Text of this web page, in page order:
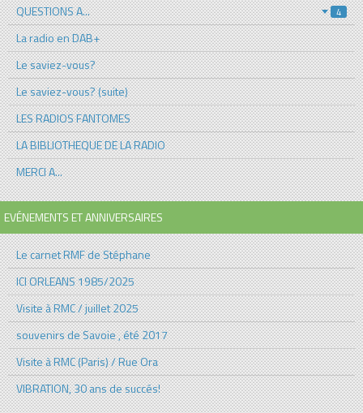
QUESTIONS A... 4
La radio en DAB+
Le saviez-vous?
Le saviez-vous? (suite)
LES RADIOS FANTOMES
LA BIBLIOTHEQUE DE LA RADIO
MERCI A...
EVÉNEMENTS ET ANNIVERSAIRES
Le carnet RMF de Stéphane
ICI ORLEANS 1985/2025
Visite à RMC / juillet 2025
souvenirs de Savoie , été 2017
Visite à RMC (Paris) / Rue Ora
VIBRATION, 30 ans de succés!